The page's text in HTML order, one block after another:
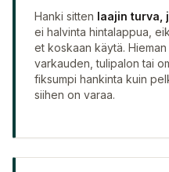
Hanki sitten laajin turva,
ei halvinta hintalappua,
et koskaan käytä.
varkauden, tulipalon tai
fiksumpi hankinta kuin
siihen on varaa.